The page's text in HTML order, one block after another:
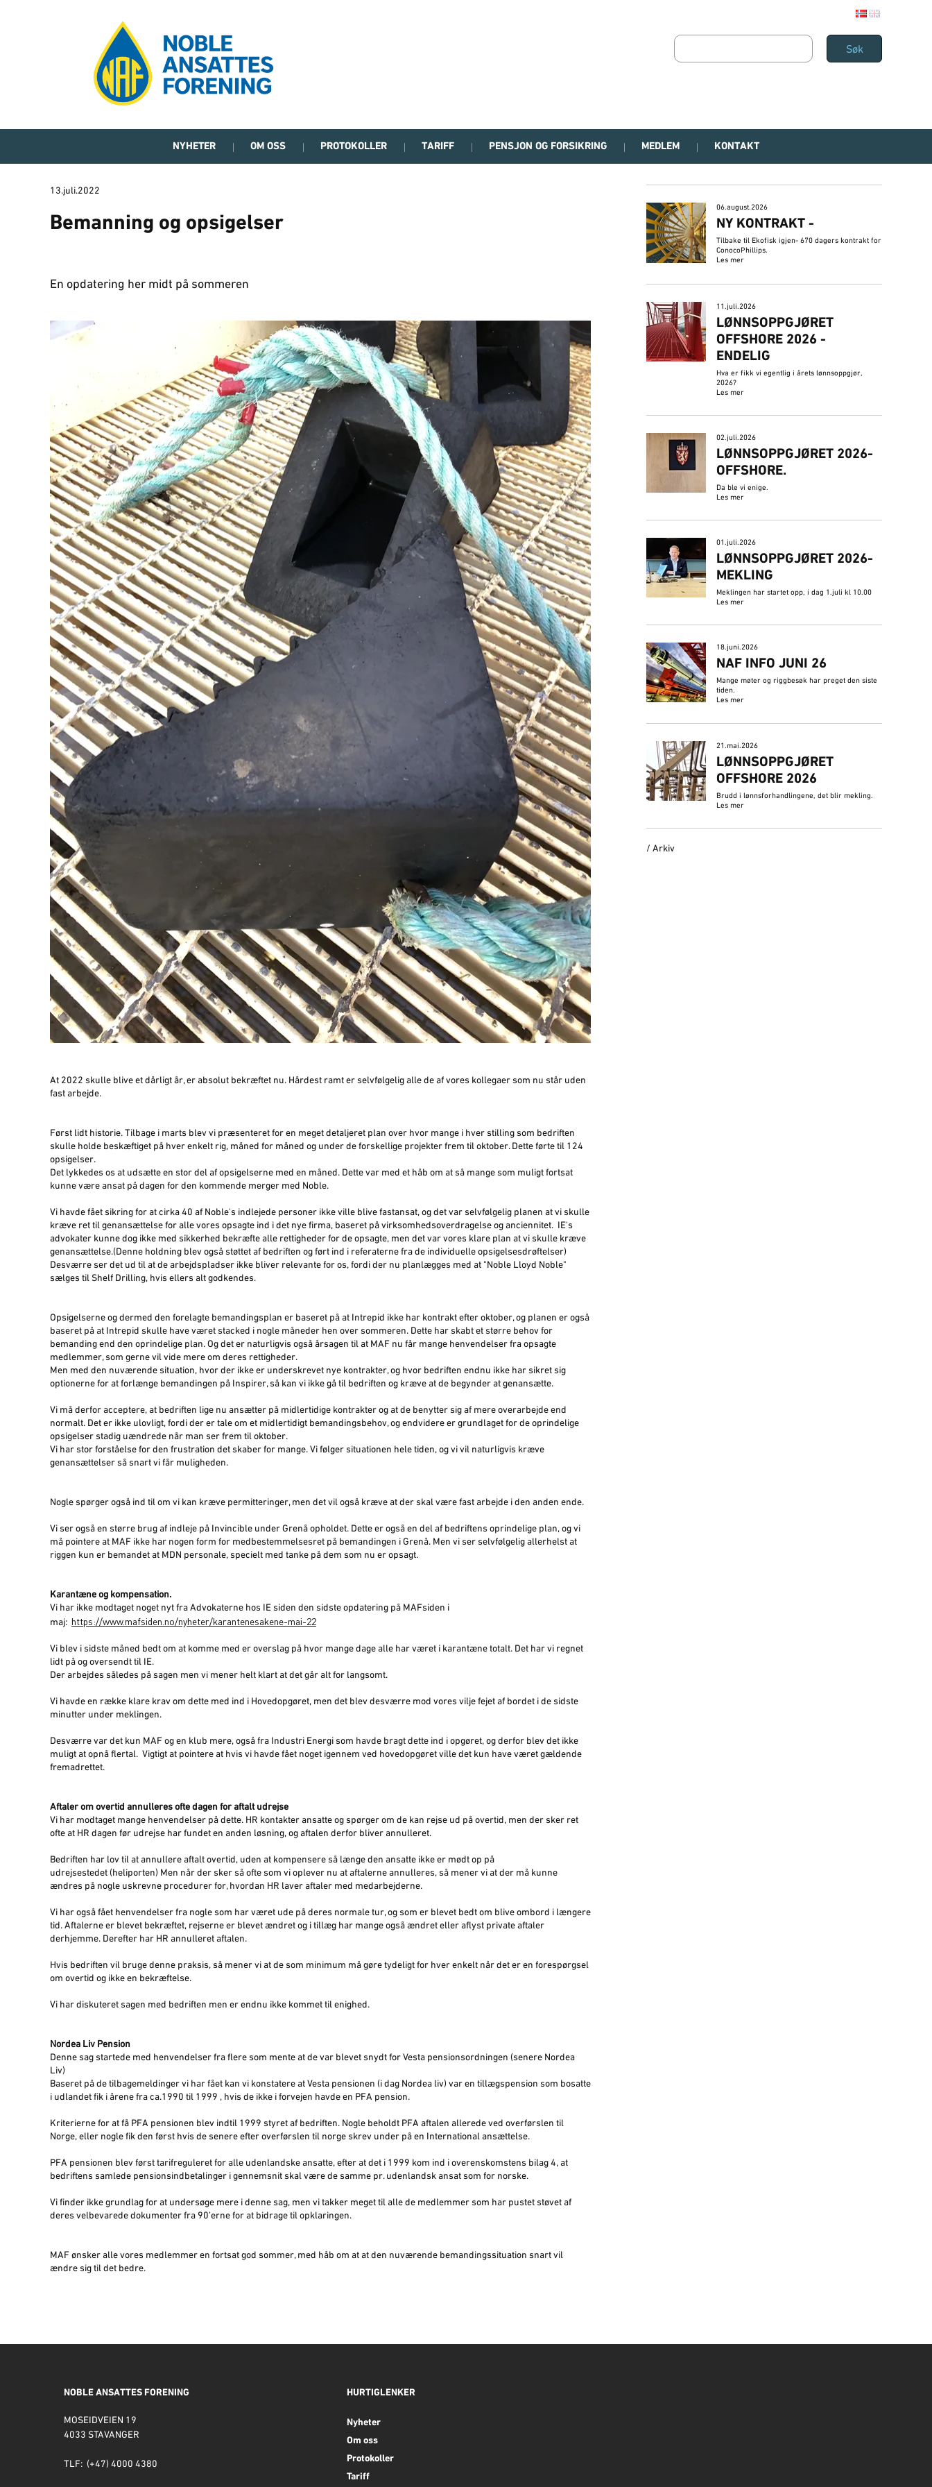
NYHETER OM OSS PROTOKOLLER TARIFF PENSJON OG FORSIKRING MEDLEM KONTAKT
13.juli.2022
Bemanning og opsigelser
En opdatering her midt på sommeren
At 2022 skulle blive et dårligt år, er absolut bekræftet nu. Hårdest ramt er selvfølgelig alle de af vores kollegaer som nu står uden
fast arbejde.
Først lidt historie. Tilbage i marts blev vi præsenteret for en meget detaljeret plan over hvor mange i hver stilling som bedriften
skulle holde beskæftiget på hver enkelt rig, måned for måned og under de forskellige projekter frem til oktober. Dette førte til 124
opsigelser.
Det lykkedes os at udsætte en stor del af opsigelserne med en måned. Dette var med et håb om at så mange som muligt fortsat
kunne være ansat på dagen for den kommende merger med Noble.
Vi havde fået sikring for at cirka 40 af Noble's indlejede personer ikke ville blive fastansat, og det var selvfølgelig planen at vi skulle
kræve ret til genansættelse for alle vores opsagte ind i det nye firma, baseret på virksomhedsoverdragelse og anciennitet. IE's
advokater kunne dog ikke med sikkerhed bekræfte alle rettigheder for de opsagte, men det var vores klare plan at vi skulle kræve
genansættelse.(Denne holdning blev også støttet af bedriften og ført ind i referaterne fra de individuelle opsigelsesdrøftelser)
Desværre ser det ud til at de arbejdspladser ikke bliver relevante for os, fordi der nu planlægges med at "Noble Lloyd Noble"
sælges til Shelf Drilling, hvis ellers alt godkendes.
Opsigelserne og dermed den forelagte bemandingsplan er baseret på at Intrepid ikke har kontrakt efter oktober, og planen er også
baseret på at Intrepid skulle have været stacked i nogle måneder hen over sommeren. Dette har skabt et større behov for
bemanding end den oprindelige plan. Og det er naturligvis også årsagen til at MAF nu får mange henvendelser fra opsagte
medlemmer, som gerne vil vide mere om deres rettigheder.
Men med den nuværende situation, hvor der ikke er underskrevet nye kontrakter, og hvor bedriften endnu ikke har sikret sig
optionerne for at forlænge bemandingen på Inspirer, så kan vi ikke gå til bedriften og kræve at de begynder at genansætte.
Vi må derfor acceptere, at bedriften lige nu ansætter på midlertidige kontrakter og at de benytter sig af mere overarbejde end
normalt. Det er ikke ulovligt, fordi der er tale om et midlertidigt bemandingsbehov, og endvidere er grundlaget for de oprindelige
opsigelser stadig uændrede når man ser frem til oktober.
Vi har stor forståelse for den frustration det skaber for mange. Vi følger situationen hele tiden, og vi vil naturligvis kræve
genansættelser så snart vi får muligheden.
Nogle spørger også ind til om vi kan kræve permitteringer, men det vil også kræve at der skal være fast arbejde i den anden ende.
Vi ser også en større brug af indleje på Invincible under Grenå opholdet. Dette er også en del af bedriftens oprindelige plan, og vi
må pointere at MAF ikke har nogen form for medbestemmelsesret på bemandingen i Grenå. Men vi ser selvfølgelig allerhelst at
riggen kun er bemandet at MDN personale, specielt med tanke på dem som nu er opsagt.
Karantæne og kompensation.
Vi har ikke modtaget noget nyt fra Advokaterne hos IE siden den sidste opdatering på MAFsiden i
maj: https://www.mafsiden.no/nyheter/karantenesakene-mai-22
Vi blev i sidste måned bedt om at komme med er overslag på hvor mange dage alle har været i karantæne totalt. Det har vi regnet
lidt på og oversendt til IE.
Der arbejdes således på sagen men vi mener helt klart at det går alt for langsomt.
Vi havde en række klare krav om dette med ind i Hovedopgøret, men det blev desværre mod vores vilje fejet af bordet i de sidste
minutter under meklingen.
Desværre var det kun MAF og en klub mere, også fra Industri Energi som havde bragt dette ind i opgøret, og derfor blev det ikke
muligt at opnå flertal. Vigtigt at pointere at hvis vi havde fået noget igennem ved hovedopgøret ville det kun have været gældende
fremadrettet.
Aftaler om overtid annulleres ofte dagen for aftalt udrejse
Vi har modtaget mange henvendelser på dette. HR kontakter ansatte og spørger om de kan rejse ud på overtid, men der sker ret
ofte at HR dagen før udrejse har fundet en anden løsning, og aftalen derfor bliver annulleret.
Bedriften har lov til at annullere aftalt overtid, uden at kompensere så længe den ansatte ikke er mødt op på
udrejsestedet (heliporten) Men når der sker så ofte som vi oplever nu at aftalerne annulleres, så mener vi at der må kunne
ændres på nogle uskrevne procedurer for, hvordan HR laver aftaler med medarbejderne.
Vi har også fået henvendelser fra nogle som har været ude på deres normale tur, og som er blevet bedt om blive ombord i længere
tid. Aftalerne er blevet bekræftet, rejserne er blevet ændret og i tillæg har mange også ændret eller aflyst private aftaler
derhjemme. Derefter har HR annulleret aftalen.
Hvis bedriften vil bruge denne praksis, så mener vi at de som minimum må gøre tydeligt for hver enkelt når det er en forespørgsel
om overtid og ikke en bekræftelse.
Vi har diskuteret sagen med bedriften men er endnu ikke kommet til enighed.
Nordea Liv Pension
Denne sag startede med henvendelser fra flere som mente at de var blevet snydt for Vesta pensionsordningen (senere Nordea
Liv)
Baseret på de tilbagemeldinger vi har fået kan vi konstatere at Vesta pensionen (i dag Nordea liv) var en tillægspension som bosatte
i udlandet fik i årene fra ca.1990 til 1999 , hvis de ikke i forvejen havde en PFA pension.
Kriterierne for at få PFA pensionen blev indtil 1999 styret af bedriften. Nogle beholdt PFA aftalen allerede ved overførslen til
Norge, eller nogle fik den først hvis de senere efter overførslen til norge skrev under på en International ansættelse.
PFA pensionen blev først tarifreguleret for alle udenlandske ansatte, efter at det i 1999 kom ind i overenskomstens bilag 4, at
bedriftens samlede pensionsindbetalinger i gennemsnit skal være de samme pr. udenlandsk ansat som for norske.
Vi finder ikke grundlag for at undersøge mere i denne sag, men vi takker meget til alle de medlemmer som har pustet støvet af
deres velbevarede dokumenter fra 90’erne for at bidrage til opklaringen.
MAF ønsker alle vores medlemmer en fortsat god sommer, med håb om at at den nuværende bemandingssituation snart vil
ændre sig til det bedre.
06.august.2026
NY KONTRAKT -
Tilbake til Ekofisk igjen- 670 dagers kontrakt for
ConocoPhillips.
Les mer
11.juli.2026
LØNNSOPPGJØRET
OFFSHORE 2026 -
ENDELIG
Hva er fikk vi egentlig i årets lønnsoppgjør,
2026?
Les mer
02.juli.2026
​LØNNSOPPGJØRET 2026-
OFFSHORE.
Da ble vi enige.
Les mer
01.juli.2026
LØNNSOPPGJØRET 2026-
MEKLING
Meklingen har startet opp, i dag 1.juli kl 10.00
Les mer
18.juni.2026
NAF INFO JUNI 26
Mange møter og riggbesøk har preget den siste
tiden.
Les mer
21.mai.2026
LØNNSOPPGJØRET
OFFSHORE 2026
Brudd i lønnsforhandlingene, det blir mekling.
Les mer
/ Arkiv
NOBLE ANSATTES FORENING
MOSEIDVEIEN 19
4033 STAVANGER
TLF: (+47) 4000 4380
HURTIGLENKER
Nyheter
Om oss
Protokoller
Tariff